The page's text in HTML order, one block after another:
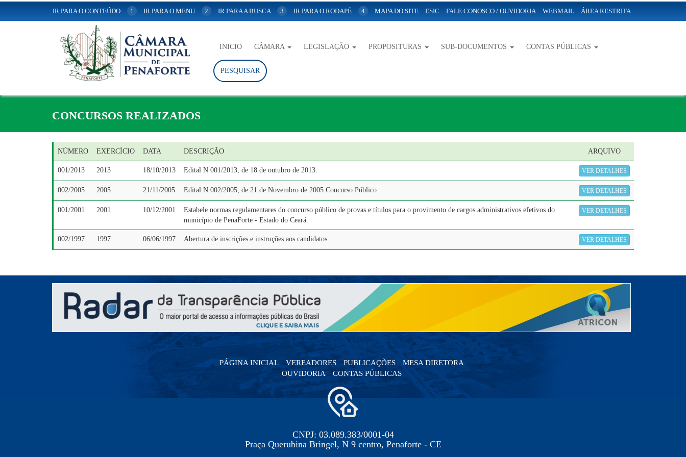
IR PARA O CONTEÚDO 1 IR PARA O MENU 2 IR PARA A BUSCA 3 IR PARA O RODAPÉ 4 MAPA DO SITE ESIC FALE CONOSCO / OUVIDORIA WEBMAIL ÁREA RESTRITA
INICIO CÂMARA LEGISLAÇÃO PROPOSITURAS SUB-DOCUMENTOS CONTAS PÚBLICAS
PESQUISAR
CONCURSOS REALIZADOS
NÚMERO EXERCÍCIO DATA DESCRIÇÃO ARQUIVO
001/2013 2013 18/10/2013 Edital N 001/2013, de 18 de outubro de 2013. VER DETALHES
002/2005 2005 21/11/2005 Edital N 002/2005, de 21 de Novembro de 2005 Concurso Público VER DETALHES
001/2001 2001 10/12/2001
Estabele normas regulamentares do concurso público de provas e títulos para o provimento de cargos administrativos efetivos do
município de PenaForte - Estado do Ceará.
VER DETALHES
002/1997 1997 06/06/1997 Abertura de inscrições e instruções aos candidatos. VER DETALHES
PÁGINA INICIAL VEREADORES PUBLICAÇÕES
MESA DIRETORA
OUVIDORIA
CONTAS PÚBLICAS
CNPJ: 03.089.383/0001-04
Praça Querubina Bringel, N 9 centro, Penaforte - CE